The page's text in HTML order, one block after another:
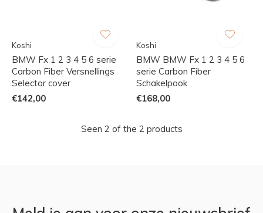
Koshi
BMW Fx 1 2 3 4 5 6 serie
Carbon Fiber Versnellings
Selector cover
€142,00
Koshi
BMW BMW Fx 1 2 3 4 5 6
serie Carbon Fiber
Schakelpook
€168,00
Seen 2 of the 2 products